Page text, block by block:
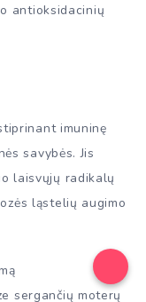
antioksidacinių
imuninę
savybės. Jis
laisvųjų radikalų
ląstelių augimo
sergančių moterų